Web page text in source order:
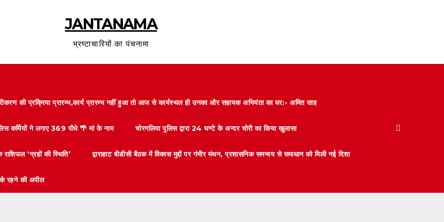
JANTANAMA
भ्रष्टाचारियों का पंचनामा
की प्रक्रिया प्रारम्भ,कार्य प्रारम्भ नहीं हुआ तो आज से कार्यस्थल ही उनका और सहायक अभियंता का घर:- अमित साह
कर्मियों ने लगाए 369 पौधे 🌴 मां के नाम चोरगलिया पुलिस द्वारा 24 घण्टे के अन्दर चोरी का किया खुलासा
‘ग्रहों की स्थिति’ द्वाराहाट बीडीसी बैठक में विकास मुद्दों पर गंभीर मंथन, प्रशासनिक समन्वय से समाधान को मिली नई दिशा
रहने की अपील